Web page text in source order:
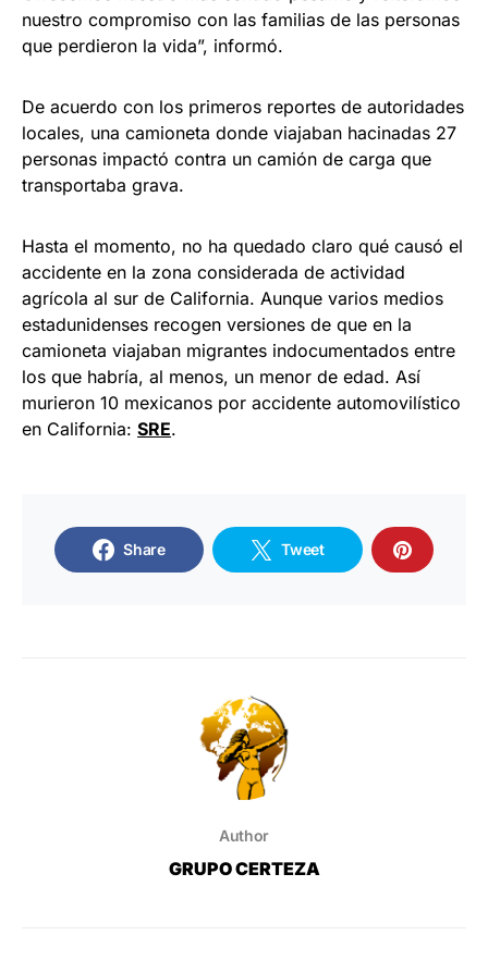
nuestro compromiso con las familias de las personas
que perdieron la vida”, informó.
De acuerdo con los primeros reportes de autoridades
locales, una camioneta donde viajaban hacinadas 27
personas impactó contra un camión de carga que
transportaba grava.
Hasta el momento, no ha quedado claro qué causó el
accidente en la zona considerada de actividad
agrícola al sur de California. Aunque varios medios
estadunidenses recogen versiones de que en la
camioneta viajaban migrantes indocumentados entre
los que habría, al menos, un menor de edad. Así
murieron 10 mexicanos por accidente automovilístico
en California: SRE.
Share Tweet
Author
GRUPO CERTEZA